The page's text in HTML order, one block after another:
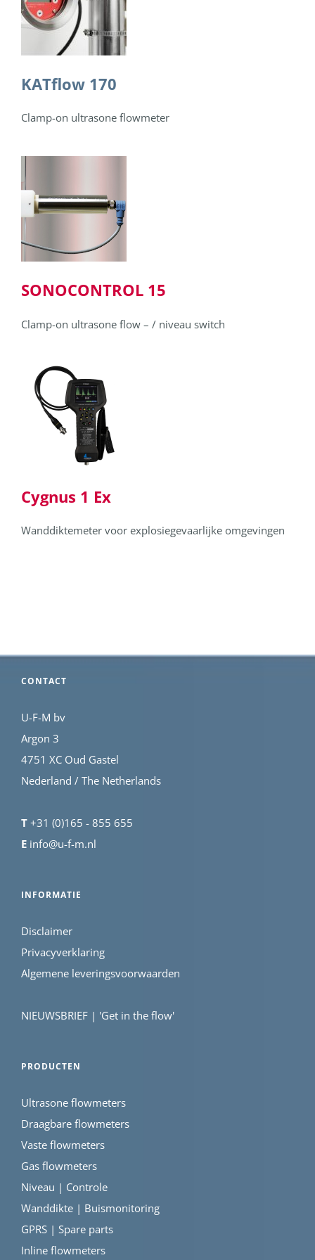
KATflow 170
Clamp-on ultrasone flowmeter
SONOCONTROL 15
Clamp-on ultrasone flow – / niveau switch
Cygnus 1 Ex
Wanddiktemeter voor explosiegevaarlijke omgevingen
CONTACT
U-F-M bv
Argon 3
4751 XC Oud Gastel
Nederland / The Netherlands
T +31 (0)165 - 855 655
E info@u-f-m.nl
INFORMATIE
Disclaimer
Privacyverklaring
Algemene leveringsvoorwaarden
NIEUWSBRIEF | 'Get in the flow'
PRODUCTEN
Ultrasone flowmeters
Draagbare flowmeters
Vaste flowmeters
Gas flowmeters
Niveau | Controle
Wanddikte | Buismonitoring
GPRS | Spare parts
Inline flowmeters